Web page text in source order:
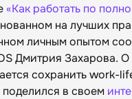
«Как работать по
на лучших
личным опытом
Дмитрия Захарова. О
сохранить work-
в своем